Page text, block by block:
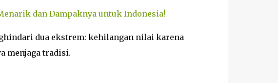
dan Dampaknya untuk Indonesia!
dua ekstrem: kehilangan nilai karena
menjaga tradisi.